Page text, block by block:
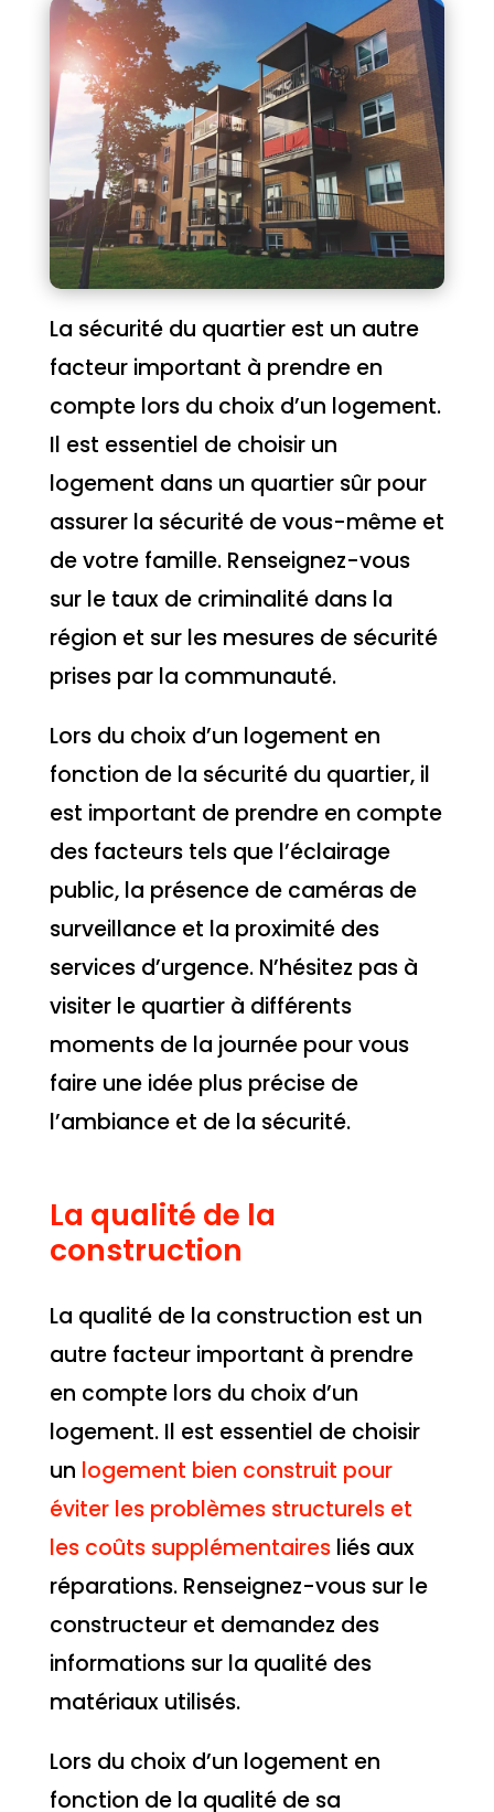
La sécurité du quartier est un autre
facteur important à prendre en
compte lors du choix d’un logement.
Il est essentiel de choisir un
logement dans un quartier sûr pour
assurer la sécurité de vous-même et
de votre famille. Renseignez-vous
sur le taux de criminalité dans la
région et sur les mesures de sécurité
prises par la communauté.
Lors du choix d’un logement en
fonction de la sécurité du quartier, il
est important de prendre en compte
des facteurs tels que l’éclairage
public, la présence de caméras de
surveillance et la proximité des
services d’urgence. N’hésitez pas à
visiter le quartier à différents
moments de la journée pour vous
faire une idée plus précise de
l’ambiance et de la sécurité.
La qualité de la
construction
La qualité de la construction est un
autre facteur important à prendre
en compte lors du choix d’un
logement. Il est essentiel de choisir
un logement bien construit pour
éviter les problèmes structurels et
les coûts supplémentairesliés aux
réparations. Renseignez-vous sur le
constructeur et demandez des
informations sur la qualité des
matériaux utilisés.
Lors du choix d’un logement en
fonction de la qualité de sa